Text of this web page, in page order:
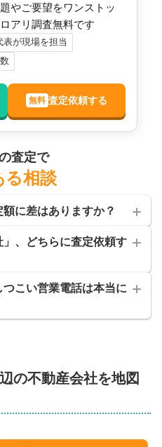
やご要望をワンストッ
アリ調査無料です
表が現場を担当
無料 査定依頼する
査定で
る相談
に差はありますか？
」、どちらに査定依頼す
こい営業電話は本当に
の不動産会社を地図